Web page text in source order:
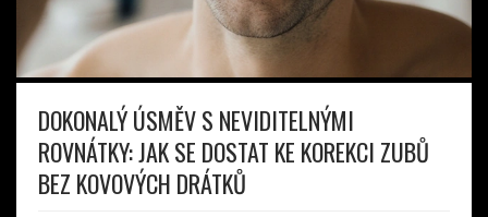
DOKONALÝ ÚSMĚV S NEVIDITELNÝMI
ROVNÁTKY: JAK SE DOSTAT KE KOREKCI ZUBŮ
BEZ KOVOVÝCH DRÁTKŮ